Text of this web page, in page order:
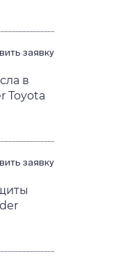
заявку
в
Toyota
заявку